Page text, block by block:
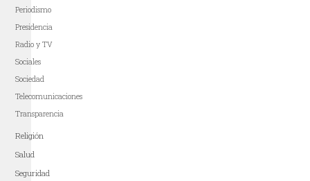
Periodismo
Presidencia
Radio y TV
Sociales
Sociedad
Telecomunicaciones
Transparencia
Religión
Salud
Seguridad